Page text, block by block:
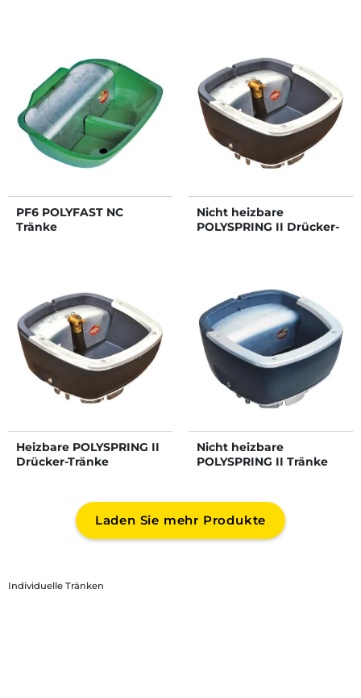
PF6 POLYFAST NC
Tränke
Nicht heizbare
POLYSPRING II Drücker-
Heizbare POLYSPRING II
Drücker-Tränke
Nicht heizbare
POLYSPRING II Tränke
Laden Sie mehr Produkte
Individuelle Tränken